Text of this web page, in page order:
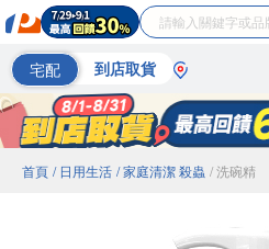
宅配 到店取貨
首頁 / 日用生活 / 家庭清潔 殺蟲 / 洗碗精